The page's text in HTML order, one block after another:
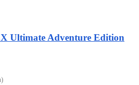
Ultimate Adventure Edition